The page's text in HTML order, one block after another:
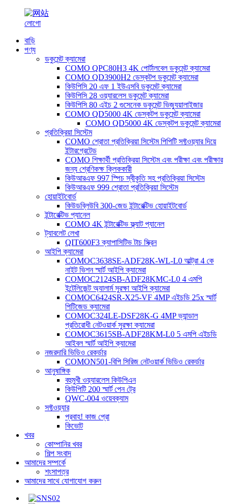
বাড়ি
পণ্য
ডকুমেন্ট ক্যামেরা
COMO QPC80H3 4K পোর্টালবেল ডকুমেন্ট ক্যামেরা
COMO QD3900H2 ডেস্কটপ ডকুমেন্ট ক্যামেরা
কিউপিসি 20 এফ 1 ইউএসবি ডকুমেন্ট ক্যামেরা
কিউপিসি 28 ওয়্যারলেস ডকুমেন্ট ক্যামেরা
কিউপিসি 80 এইচ 2 গুসেনেক ডকুমেন্ট ভিজ্যুয়ালাইজার
COMO QD5000 4K ডেস্কটপ ডকুমেন্ট ক্যামেরা
COMO QD5000 4K ডেস্কটপ ডকুমেন্ট ক্যামেরা
প্রতিক্রিয়া সিস্টেম
COMO শ্রোতা প্রতিক্রিয়া সিস্টেম পিপিটি সফ্টওয়্যার দিয়ে
ইন্টারগ্রেটেড
COMO শিক্ষার্থী প্রতিক্রিয়া সিস্টেম এবং পরীক্ষা এবং পরীক্ষার
জন্য শ্রেণিকক্ষ ক্লিককারী
কিউআরএফ 997 স্পিচ স্বীকৃতি সহ প্রতিক্রিয়া সিস্টেম
কিউআরএফ 999 শ্রোতা প্রতিক্রিয়া সিস্টেম
হোয়াইটবোর্ড
কিউডব্লিউবি 300-জেড ইন্টারেক্টিভ হোয়াইটবোর্ড
ইন্টারেক্টিভ প্যানেল
COMO 4K ইন্টারেক্টিভ ফ্ল্যাট প্যানেল
ট্যাবলেট লেখা
QIT600F3 ক্যাপাসিটিভ টাচ স্ক্রিন
আইপি ক্যামেরা
COMOC3638SE-ADF28K-WL-L0 আল্ট্রা 4 কে
নাইট ভিশন স্মার্ট আইপি ক্যামেরা
COMOC2124SB-ADF28KMC-L0 4 এমপি
ইন্টেলিজেন্ট অ্যালার্ম সুরক্ষা আইপি ক্যামেরা
COMOC6424SR-X25-VF 4MP এইচডি 25x স্মার্ট
পিটিজেড ক্যামেরা
COMOC324LE-DSF28K-G 4MP ভ্যান্ডাল
প্রতিরোধী নেটওয়ার্ক সুরক্ষা ক্যামেরা
COMOC3615SB-ADF28KM-L0 5 এমপি এইচডি
আইবল স্মার্ট আইপি ক্যামেরা
নজরদারি ভিডিও রেকর্ডার
COMON501-বিপি সিরিজ নেটওয়ার্ক ভিডিও রেকর্ডার
আনুষাঙ্গিক
বহুমুখী ওয়্যারলেস কিউপিএন
কিউপিটি 200 স্মার্ট পেন ট্রে
QWC-004 ওয়েবক্যাম
সফ্টওয়্যার
প্রবাহ! কাজ প্রো
কিভোট
খবর
কোম্পানির খবর
শিল্প সংবাদ
আমাদের সম্পর্কে
শংসাপত্র
আমাদের সাথে যোগাযোগ করুন